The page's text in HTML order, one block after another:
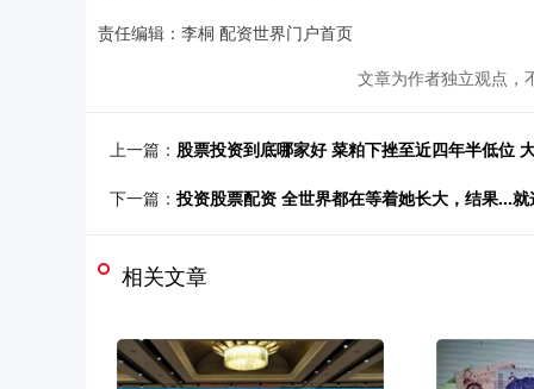
责任编辑：李桐 配资世界门户首页
文章为作者独立观点，
上一篇： 股票投资到底哪家好 菜粕下挫至近四年半低位
下一篇： 投资股票配资 全世界都在等着她长大，结果...
相关文章